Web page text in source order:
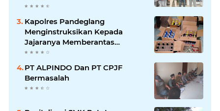
Kapolres Pandeglang
Menginstruksikan Kepada
Jajaranya Memberantas
Peredaran Miras
PT ALPINDO Dan PT CPJF
Bermasalah